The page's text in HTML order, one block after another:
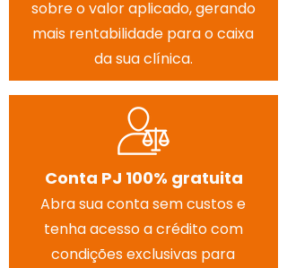
sobre o valor aplicado, gerando
mais rentabilidade para o caixa
da sua clínica.
Conta PJ 100% gratuita
Abra sua conta sem custos e
tenha acesso a crédito com
condições exclusivas para